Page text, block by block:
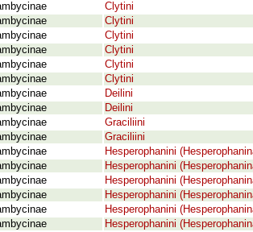
Clytini
Clytini
Clytini
Clytini
Clytini
Clytini
Deilini
Deilini
Graciliini
Graciliini
Hesperophanini
Hesperophanini
Hesperophanini
Hesperophanini
Hesperophanini
Hesperophanini